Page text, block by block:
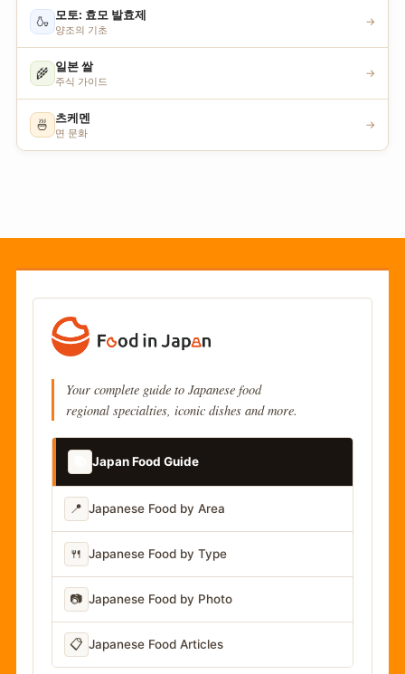
🍶 모토: 효모 발효제
양조의 기초
→
🌾 일본 쌀
주식 가이드
→
🍜 츠케멘
면 문화
→
Your complete guide to Japanese food
regional specialties, iconic dishes and more.
Japan Food Guide
📍 Japanese Food by Area
🍴 Japanese Food by Type
📷 Japanese Food by Photo
📋 Japanese Food Articles